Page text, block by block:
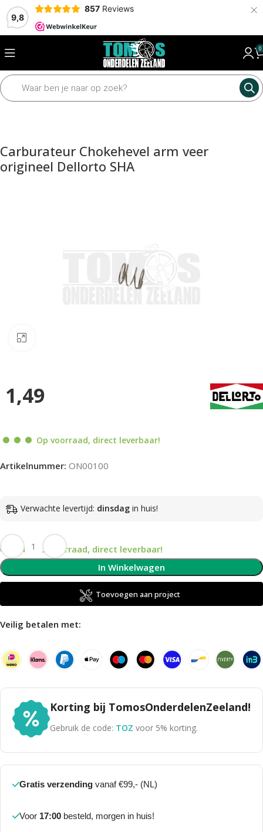
9,8
857 Reviews ×
0
Home Motordelen Carburateur Dellorto SHA onderdelen
Carburateur Chokehevel arm veer
origineel Dellorto SHA
1,49
Op voorraad, direct leverbaar!
Artikelnummer: ON00100
Verwachte levertijd: dinsdag in huis!
Op voorraad, direct leverbaar!
In Winkelwagen
Toevoegen aan project
Veilig betalen met:
Korting bij TomosOnderdelenZeeland!
Gebruik de code: TOZ voor 5% korting.
Gratis verzending vanaf €99,- (NL)
Voor 17:00 besteld, morgen in huis!